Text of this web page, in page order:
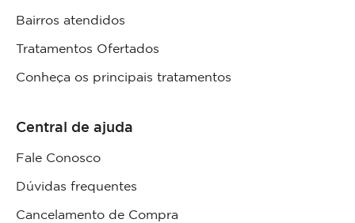
Bairros atendidos
Tratamentos Ofertados
Conheça os principais tratamentos
Central de ajuda
Fale Conosco
Dúvidas frequentes
Cancelamento de Compra